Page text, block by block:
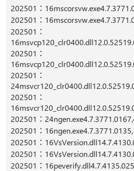
202501：
202501：
202501：
202501：
202501：
202501：
202501：
202501：
202501：
202501：
202501：